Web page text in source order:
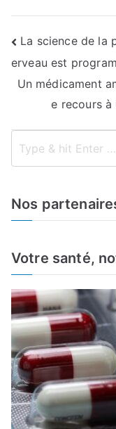
de
l’article
La science de la
erveau est
Un médicament
e recours à
Nos
Votre santé,